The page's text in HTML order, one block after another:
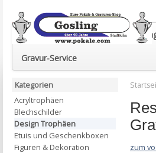
Euro-Pokale & Gravur-Shop
Gravur-Service
zum
Kategorien
Acryltrophäen
Blechschilder
Design Trophäen
Etuis und Geschenkboxen
Figuren & Dekoration